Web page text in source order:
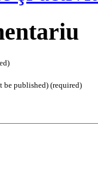
published) (required)